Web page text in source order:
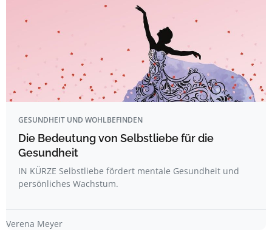
GESUNDHEIT UND WOHLBEFINDEN
Die Bedeutung von Selbstliebe für die
Gesundheit
IN KÜRZE Selbstliebe fördert mentale Gesundheit und
persönliches Wachstum.
Verena Meyer